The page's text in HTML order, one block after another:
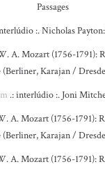
Passages
:. Nicholas
A. Mozart (1756-1791):
(Berliner, Karajan /
.: interlúdio :. Joni
A. Mozart (1756-1791):
(Berliner, Karajan /
A. Mozart (1756-1791):